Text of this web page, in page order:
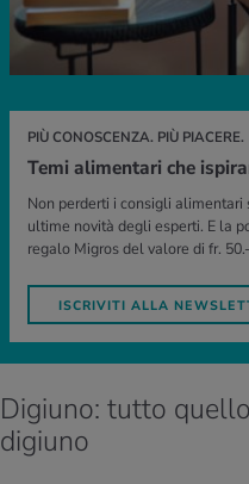
PIÙ CONOSCENZA. PIÙ PIACERE.
Temi alimentari che
Non perderti i consigli
ultime novità degli esperti. E la
regalo Migros del valore di fr.
ISCRIVITI ALLA
Digiuno: tutto
digiuno